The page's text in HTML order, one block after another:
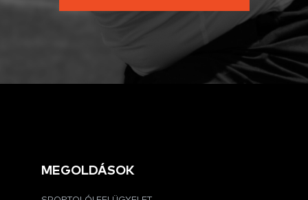
MEGOLDÁSOK